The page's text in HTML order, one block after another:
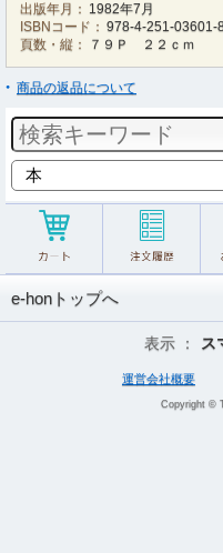
出版年月： 1982年7月
ISBNコード： 978-4-251-03601-
頁数・縦：
７９Ｐ ２２ｃｍ
商品の返品について
e-honトップへ
表示 ： ス
運営会社概要
Copyright ©